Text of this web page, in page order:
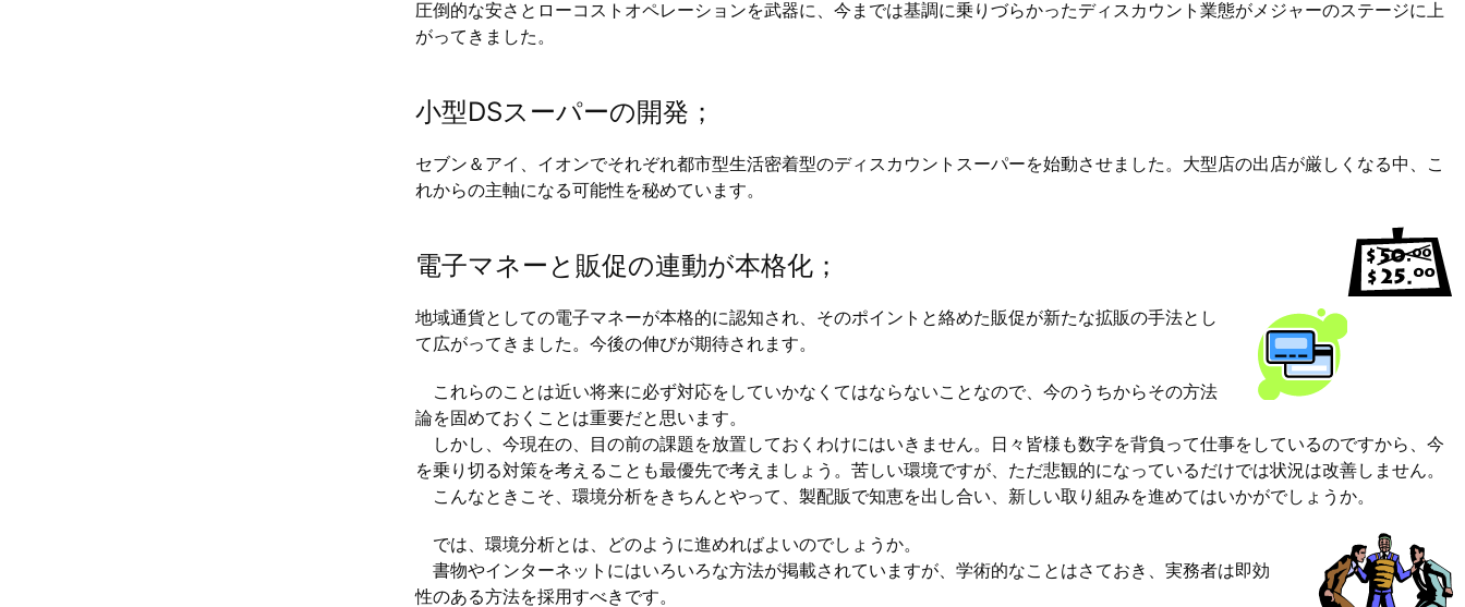
圧倒的な安さとローコストオペレーションを武器に、今までは基調に乗りづらかったディスカウント業態がメジャーのステージに上
がってきました。
小型DSスーパーの開発；
セブン＆アイ、イオンでそれぞれ都市型生活密着型のディスカウントスーパーを始動させました。大型店の出店が厳しくなる中、こ
れからの主軸になる可能性を秘めています。
電子マネーと販促の連動が本格化；
地域通貨としての電子マネーが本格的に認知され、そのポイントと絡めた販促が新たな拡販の手法とし
て広がってきました。今後の伸びが期待されます。
これらのことは近い将来に必ず対応をしていかなくてはならないことなので、今のうちからその方法
論を固めておくことは重要だと思います。
しかし、今現在の、目の前の課題を放置しておくわけにはいきません。日々皆様も数字を背負って仕事をしているのですから、今
を乗り切る対策を考えることも最優先で考えましょう。苦しい環境ですが、ただ悲観的になっているだけでは状況は改善しません。
こんなときこそ、環境分析をきちんとやって、製配販で知恵を出し合い、新しい取り組みを進めてはいかがでしょうか。
では、環境分析とは、どのように進めればよいのでしょうか。
書物やインターネットにはいろいろな方法が掲載されていますが、学術的なことはさておき、実務者は即効
性のある方法を採用すべきです。